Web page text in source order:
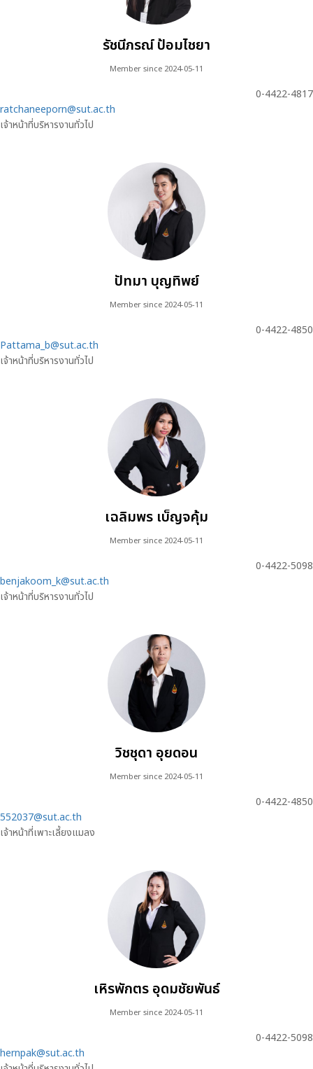
รัชนีภรณ์ ป้อมไชยา
Member since 2024-05-11
0-4422-4817
ratchaneeporn@sut.ac.th
เจ้าหน้าที่บริหารงานทั่วไป
ปัทมา บุญทิพย์
Member since 2024-05-11
0-4422-4850
Pattama_b@sut.ac.th
เจ้าหน้าที่บริหารงานทั่วไป
เฉลิมพร เบ็ญจคุ้ม
Member since 2024-05-11
0-4422-5098
benjakoom_k@sut.ac.th
เจ้าหน้าที่บริหารงานทั่วไป
วิชชุดา อุยดอน
Member since 2024-05-11
0-4422-4850
552037@sut.ac.th
เจ้าหน้าที่เพาะเลี้ยงแมลง
เหิรพักตร อุดมชัยพันธ์
Member since 2024-05-11
0-4422-5098
hernpak@sut.ac.th